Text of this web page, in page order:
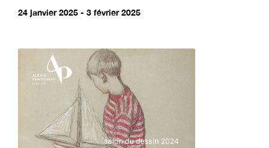
24 janvier 2025 - 3 février 2025